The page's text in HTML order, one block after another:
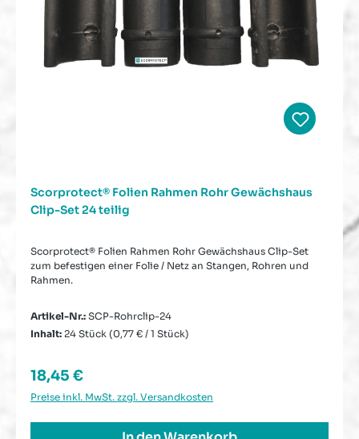
Scorprotect® Folien Rahmen Rohr Gewächshaus
Clip-Set 24 teilig
Scorprotect® Folien Rahmen Rohr Gewächshaus Clip-Set
zum befestigen einer Folie / Netz an Stangen, Rohren und
Rahmen.
Artikel-Nr.: SCP-Rohrclip-24
Inhalt: 24 Stück (0,77 € / 1 Stück)
Regulärer Preis:
18,45 €
Preise inkl. MwSt. zzgl. Versandkosten